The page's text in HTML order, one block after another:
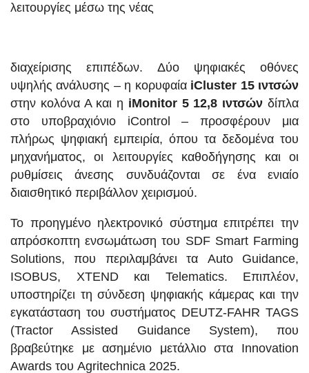
λειτουργίες μέσω της νέας
διαχείρισης επιπέδων. Δύο ψηφιακές οθόνες
υψηλής ανάλυσης – η κορυφαία iCluster 15 ιντσών
στην κολόνα Α και η iMonitor 5 12,8 ιντσών δίπλα
στο υποβραχιόνιο iControl – προσφέρουν μια
πλήρως ψηφιακή εμπειρία, όπου τα δεδομένα του
μηχανήματος, οι λειτουργίες καθοδήγησης και οι
ρυθμίσεις άνεσης συνδυάζονται σε ένα ενιαίο
διαισθητικό περιβάλλον χειρισμού.
Το προηγμένο ηλεκτρονικό σύστημα επιτρέπει την
απρόσκοπτη ενσωμάτωση του SDF Smart Farming
Solutions, που περιλαμβάνει τα Auto Guidance,
ISOBUS, XTEND και Telematics. Επιπλέον,
υποστηρίζει τη σύνδεση ψηφιακής κάμερας και την
εγκατάσταση του συστήματος DEUTZ-FAHR TAGS
(Tractor Assisted Guidance System), που
βραβεύτηκε με ασημένιο μετάλλιο στα Innovation
Awards του Agritechnica 2025.